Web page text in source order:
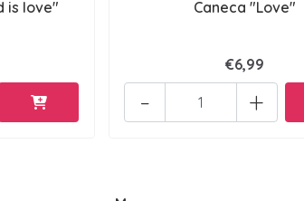
is love" Caneca "Love"
€6,99
+
-